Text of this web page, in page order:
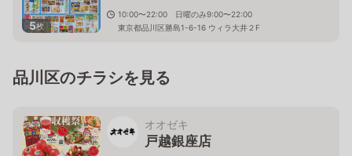
5枚
10:00〜22:00 日曜のみ9:00〜22:00
東京都品川区勝島1-6-16 ウィラ大井２F
品川区のチラシを見る
オオゼキ
戸越銀座店